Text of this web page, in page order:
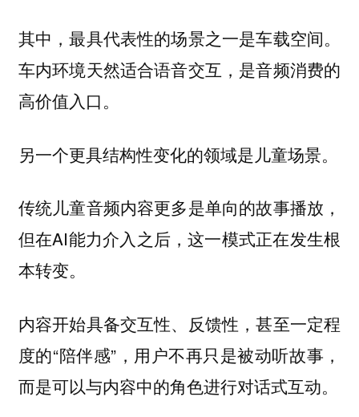
其中，最具代表性的场景之一是车载空间。
车内环境天然适合语音交互，是音频消费的
高价值入口。
另一个更具结构性变化的领域是儿童场景。
传统儿童音频内容更多是单向的故事播放，
但在AI能力介入之后，这一模式正在发生根
本转变。
内容开始具备交互性、反馈性，甚至一定程
度的“陪伴感”，用户不再只是被动听故事，
而是可以与内容中的角色进行对话式互动。